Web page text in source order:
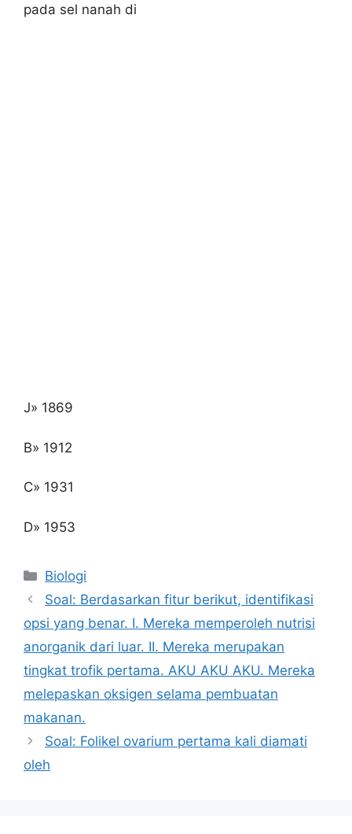
pada sel nanah di
J» 1869
B» 1912
C» 1931
D» 1953
Kategori
Biologi
Soal: Berdasarkan fitur berikut, identifikasi
opsi yang benar. I. Mereka memperoleh nutrisi
anorganik dari luar. II. Mereka merupakan
tingkat trofik pertama. AKU AKU AKU. Mereka
melepaskan oksigen selama pembuatan
makanan.
Soal: Folikel ovarium pertama kali diamati
oleh